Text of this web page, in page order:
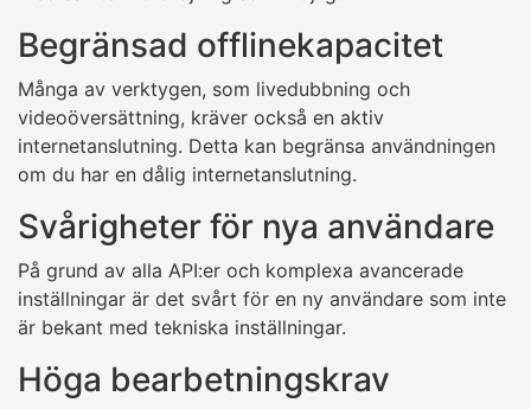
Begränsad offlinekapacitet
Många av verktygen, som livedubbning och
videoöversättning, kräver också en aktiv
internetanslutning. Detta kan begränsa användningen
om du har en dålig internetanslutning.
Svårigheter för nya användare
På grund av alla API:er och komplexa avancerade
inställningar är det svårt för en ny användare som inte
är bekant med tekniska inställningar.
Höga bearbetningskrav